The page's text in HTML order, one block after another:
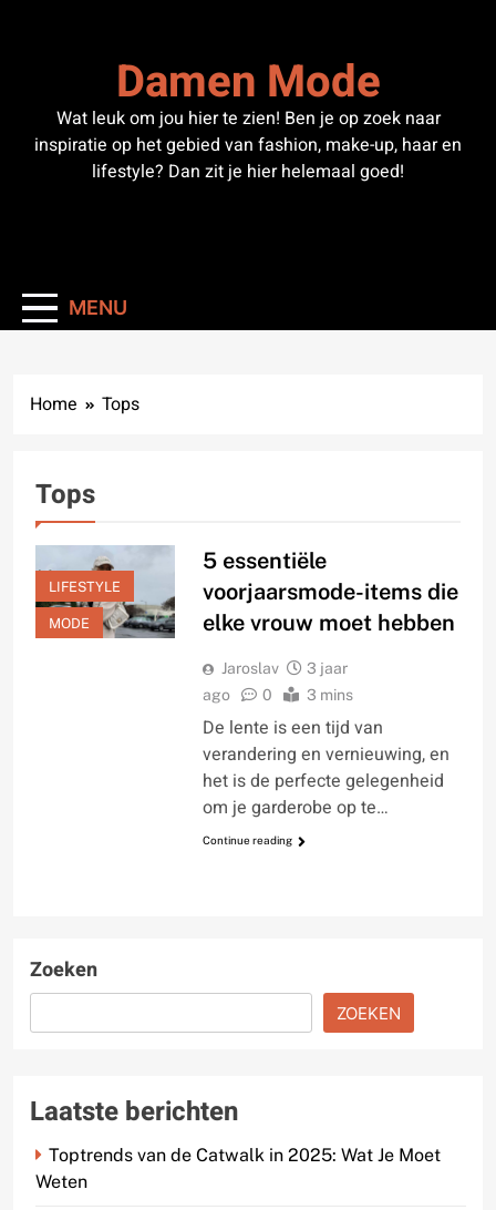
Damen Mode
Wat leuk om jou hier te zien! Ben je op zoek naar
inspiratie op het gebied van fashion, make-up, haar en
lifestyle? Dan zit je hier helemaal goed!
MENU
Home Tops
Tops
LIFESTYLE
MODE
5 essentiële
voorjaarsmode-items die
elke vrouw moet hebben
Jaroslav
3 jaar
ago
0 3 mins
De lente is een tijd van
verandering en vernieuwing, en
het is de perfecte gelegenheid
om je garderobe op te…
Continue reading
Zoeken
ZOEKEN
Laatste berichten
Toptrends van de Catwalk in 2025: Wat Je Moet
Weten